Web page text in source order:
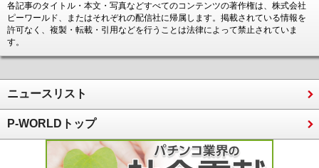
各記事のタイトル・本文・写真などすべてのコンテンツの著作権は、株式会社
ピーワールド、またはそれぞれの配信社に帰属します。掲載されている情報を
許可なく、複製・転載・引用などを行うことは法律によって禁止されていま
す。
ニュースリスト
P-WORLDトップ